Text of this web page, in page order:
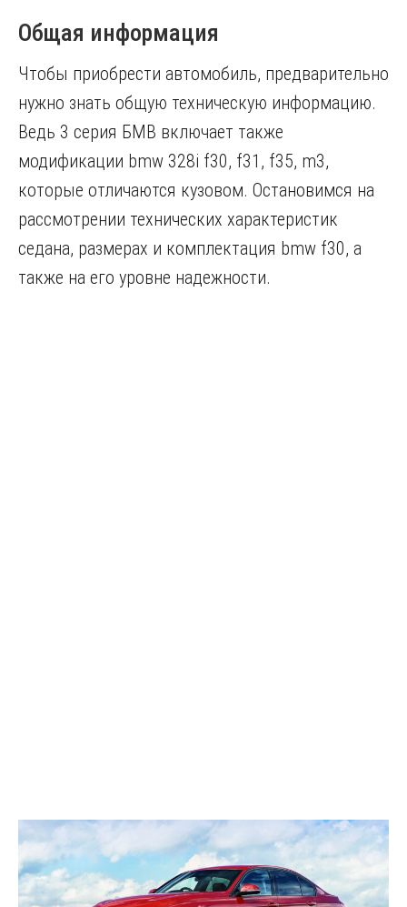
Общая информация
Чтобы приобрести автомобиль, предварительно
нужно знать общую техническую информацию.
Ведь 3 серия БМВ включает также
модификации bmw 328i f30, f31, f35, m3,
которые отличаются кузовом. Остановимся на
рассмотрении технических характеристик
седана, размерах и комплектация bmw f30, а
также на его уровне надежности.